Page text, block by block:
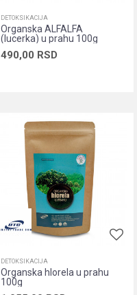
DETOKSIKACIJA
Organska ALFALFA
(lucerka) u prahu 100g
490,00 RSD
DETOKSIKACIJA
Organska hlorela u prahu
100g